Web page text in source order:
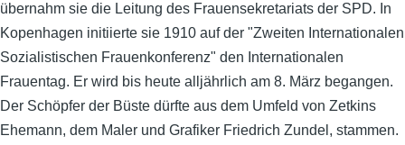
übernahm sie die Leitung des Frauensekretariats der SPD. In
Kopenhagen initiierte sie 1910 auf der "Zweiten Internationalen
Sozialistischen Frauenkonferenz" den Internationalen
Frauentag. Er wird bis heute alljährlich am 8. März begangen.
Der Schöpfer der Büste dürfte aus dem Umfeld von Zetkins
Ehemann, dem Maler und Grafiker Friedrich Zundel, stammen.